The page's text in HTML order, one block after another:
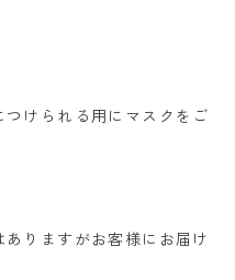
けられる用にマスクをご
りますがお客様にお届け